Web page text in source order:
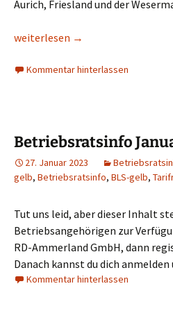
Aurich, Friesland und der
Tarifrunde 2023: Ammerländer
weiterlesen →
Kommentar hinterlassen
Betriebsratsinfo
27. Januar 2023
gelb, Betriebsratsinfo, BLS-gelb,
Tut uns leid, aber dieser Inhalt
Betriebsangehörigen zur
RD-Ammerland GmbH, dann
Danach kannst du dich anmelden
Kommentar hinterlassen